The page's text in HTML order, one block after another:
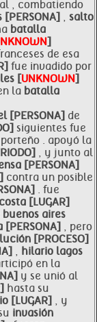
, combatiendo
, salto
batalla
]
de esa
fue invadido por
[UNKNOWN]
la batalla
[PERSONA] de
siguientes fue
porteño . apoyó la
, y junto al
[PERSONA]
contra un posible
. fue
costa [LUGAR]
buenos aires
, pero
[PROCESO]
, hilario lagos
en la
y se unió al
hasta su
[LUGAR] , y
invasión